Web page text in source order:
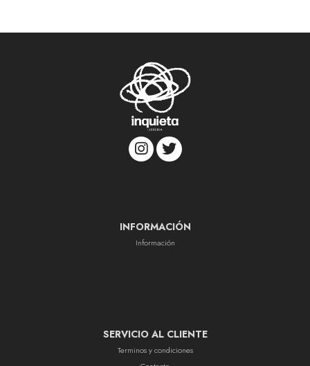
INFORMACIÓN
Información
SERVICIO AL CLIENTE
Terminos y condiciones